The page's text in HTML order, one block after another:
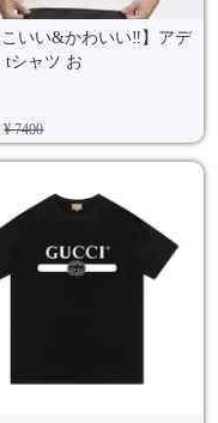
こいい&かわいい‼️】アデ
tシャツ お
¥ 7400